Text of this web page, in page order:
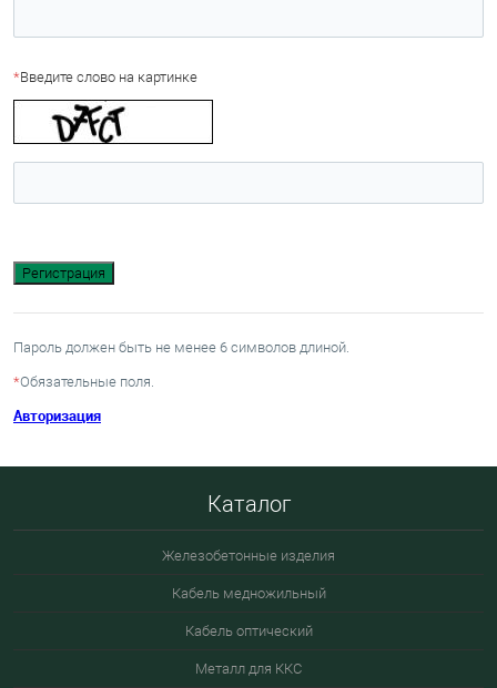
*Введите слово на картинке
Пароль должен быть не менее 6 символов длиной.
*Обязательные поля.
Авторизация
Каталог
Железобетонные изделия
Кабель медножильный
Кабель оптический
Металл для ККС